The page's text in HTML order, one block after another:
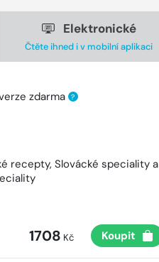
Elektronické
Čtěte ihned i v mobilní aplikaci
zdarma ?
recepty, Slovácké speciality a
1708 Kč Koupit